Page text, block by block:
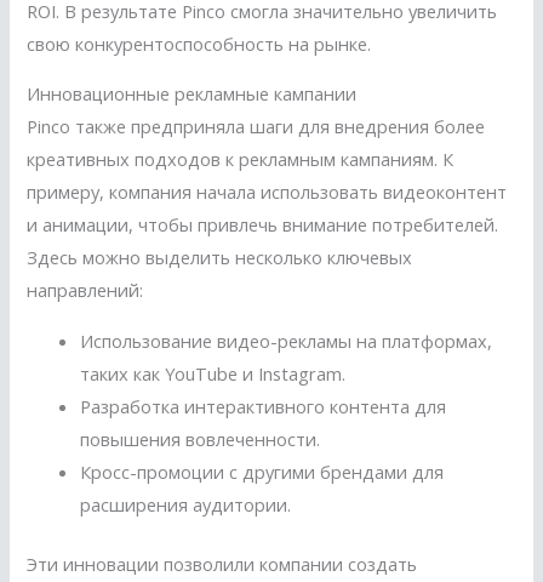
ROI. В результате Pinco смогла значительно увеличить
свою конкурентоспособность на рынке.
Инновационные рекламные кампании
Pinco также предприняла шаги для внедрения более
креативных подходов к рекламным кампаниям. К
примеру, компания начала использовать видеоконтент
и анимации, чтобы привлечь внимание потребителей.
Здесь можно выделить несколько ключевых
направлений:
Использование видео-рекламы на платформах,
таких как YouTube и Instagram.
Разработка интерактивного контента для
повышения вовлеченности.
Кросс-промоции с другими брендами для
расширения аудитории.
Эти инновации позволили компании создать